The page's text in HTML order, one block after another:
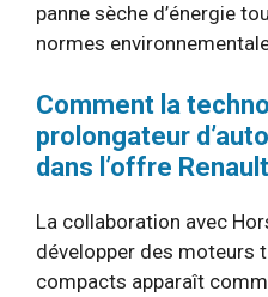
panne sèche d’énergie
normes
Comment la
prolongateur
dans l’offre Renault
La collaboration avec
développer des moteurs
compacts apparaît